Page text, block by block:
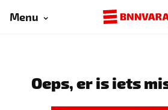
Menu
Oeps, er is iets